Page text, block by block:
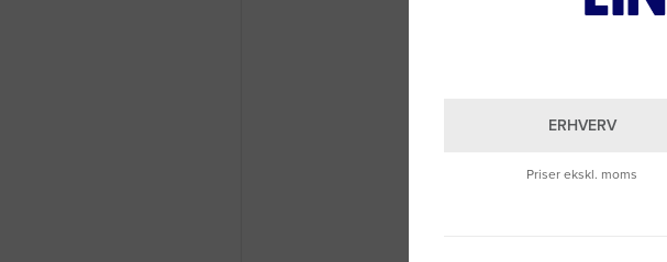
ERHVERV
Priser ekskl. moms